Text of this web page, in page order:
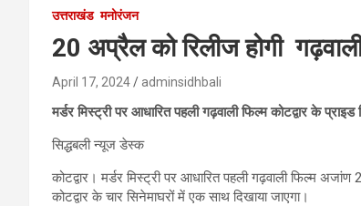
उत्तराखंड मनोरंजन
20 अप्रैल को रिलीज होगी
April 17, 2024 adminsidhbali
मर्डर मिस्ट्री पर आधारित पहली गढ़वाली फिल्म कोटद्वार के प्राइड
सिद्धबली न्यूज डेस्क
कोटद्वार। मर्डर मिस्ट्री पर आधारित पहली गढ़वाली फिल्म
कोटद्वार के चार सिनेमाघरों में एक साथ दिखाया जाएगा।